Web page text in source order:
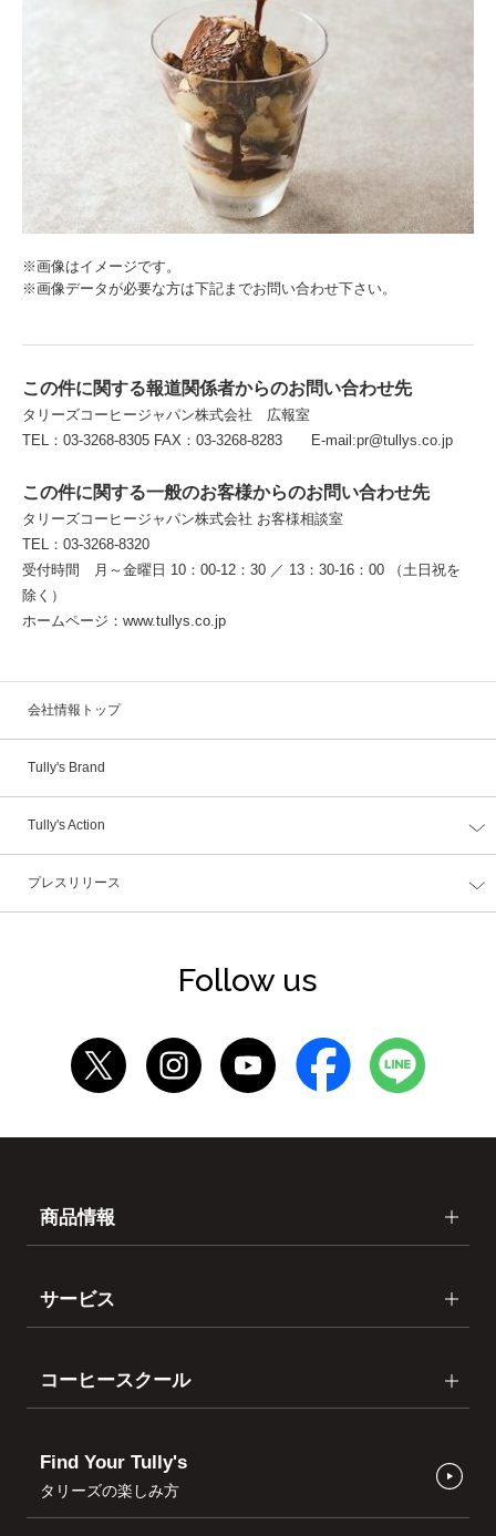
※画像はイメージです。
※画像データが必要な方は下記までお問い合わせ下さい。
この件に関する報道関係者からのお問い合わせ先
タリーズコーヒージャパン株式会社 広報室
TEL：03-3268-8305 FAX：03-3268-8283 E-mail:pr@tullys.co.jp
この件に関する一般のお客様からのお問い合わせ先
タリーズコーヒージャパン株式会社 お客様相談室
TEL：03-3268-8320
受付時間 月～金曜日 10：00-12：30 ／ 13：30-16：00 （土日祝を
除く）
ホームページ：www.tullys.co.jp
会社情報トップ
Tully's Brand
Tully's Action
プレスリリース
Follow us
商品情報
サービス
コーヒースクール
Find Your Tully's
タリーズの楽しみ方